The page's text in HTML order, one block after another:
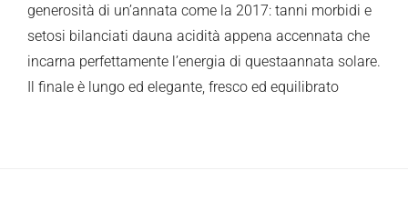
generosità di un’annata come la 2017: tanni morbidi e
setosi bilanciati dauna acidità appena accennata che
incarna perfettamente l’energia di questaannata solare.
Il finale è lungo ed elegante, fresco ed equilibrato